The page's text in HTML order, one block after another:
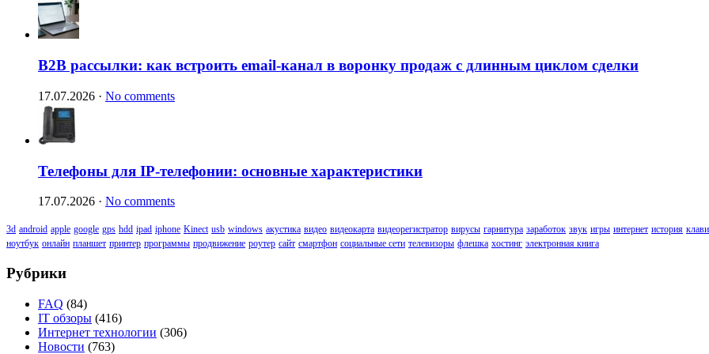
B2B рассылки: как встроить email-канал в воронку продаж с длинным циклом сделки
17.07.2026 · No comments
Телефоны для IP-телефонии: основные характеристики
17.07.2026 · No comments
3d android apple google gps hdd ipad iphone Kinect usb windows акустика видео видеокарта видеорегистратор вирусы гарнитура заработок звук игры интернет история
ноутбук онлайн планшет принтер программы продвижение роутер сайт смартфон социальные сети телевизоры флешка хостинг электронная книга
Рубрики
FAQ (84)
IT обзоры (416)
Интернет технологии (306)
Новости (763)